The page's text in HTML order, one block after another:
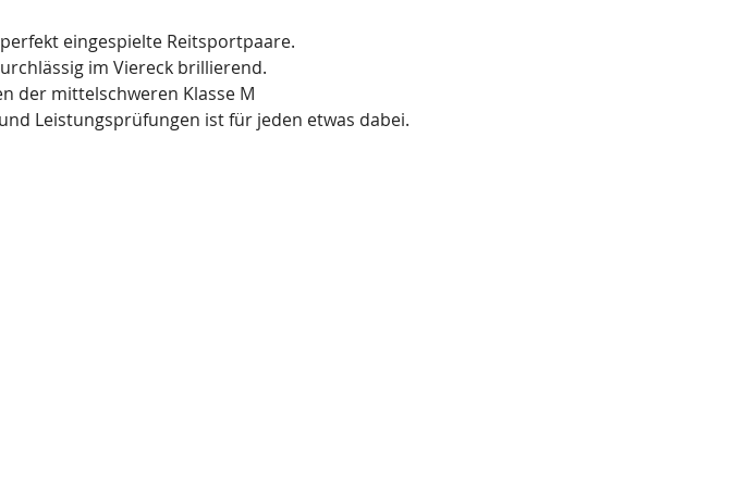
eingespielte Reitsportpaare.
im Viereck brillierend.
der mittelschweren Klasse M
Leistungsprüfungen ist für jeden etwas dabei.